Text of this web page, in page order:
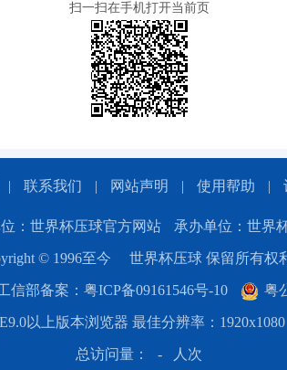
扫一扫在手机打开当前页
| 联系我们 | 网站声明 | 使用帮助 |
：世界杯压球官方网站 承办单位：世界
© 1996至今 世界杯压球 保留所有权
信部备案：粤ICP备09161546号-10 粤
以上版本浏览器 最佳分辨率：1920x1080
总访问量： - 人次